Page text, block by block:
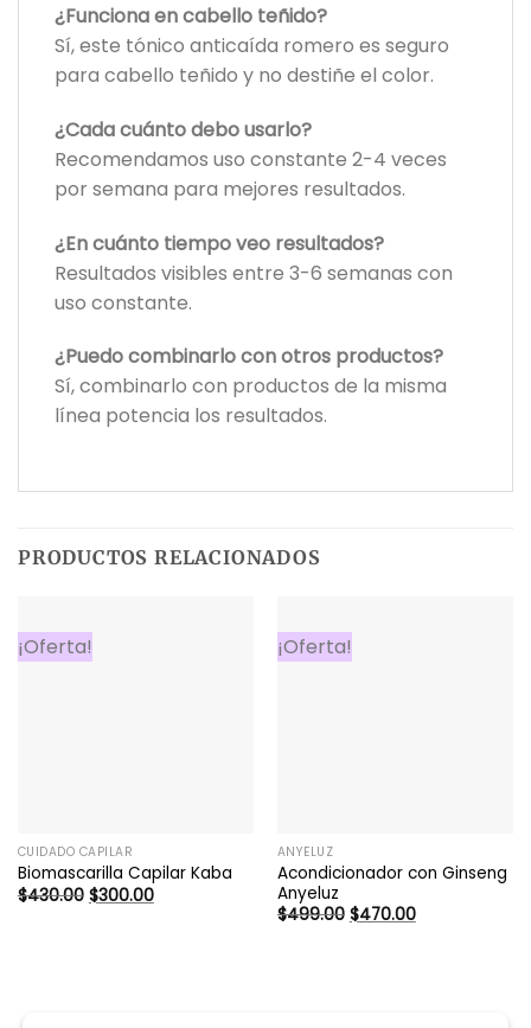
¿Funciona en cabello teñido?
Sí, este tónico anticaída romero es seguro
para cabello teñido y no destiñe el color.
¿Cada cuánto debo usarlo?
Recomendamos uso constante 2-4 veces
por semana para mejores resultados.
¿En cuánto tiempo veo resultados?
Resultados visibles entre 3-6 semanas con
uso constante.
¿Puedo combinarlo con otros productos?
Sí, combinarlo con productos de la misma
línea potencia los resultados.
PRODUCTOS RELACIONADOS
¡Oferta!
CUIDADO CAPILAR
Biomascarilla Capilar Kaba
$430.00 El
precio
$300.00El
precio
¡Oferta!
ANYELUZ
Acondicionador con Ginseng
Anyeluz
$499.00 El
precio
$470.00El
precio